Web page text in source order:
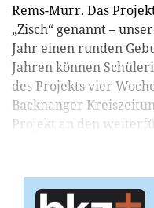
Rems-Murr. Das
„Zisch“ genannt –
Jahr einen runden
Jahren können
des Projekts vier
Backnanger
Projekt an den